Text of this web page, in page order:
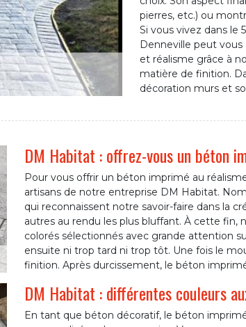
pierres, etc.) ou
Si vous vivez dans le
Denneville peut
et réalisme grâce à
matière de finition.
décoration murs et
DM Habitat : offrez-vous un béton
Pour vous offrir un béton imprimé au
artisans de notre entreprise DM Habitat.
qui reconnaissent notre savoir-faire dans la
autres au rendu les plus bluffant. À cette fin,
colorés sélectionnés avec grande attention
ensuite ni trop tard ni trop tôt. Une fois le
finition. Après durcissement, le béton
DM Habitat : différentes couleurs
En tant que béton décoratif, le béton